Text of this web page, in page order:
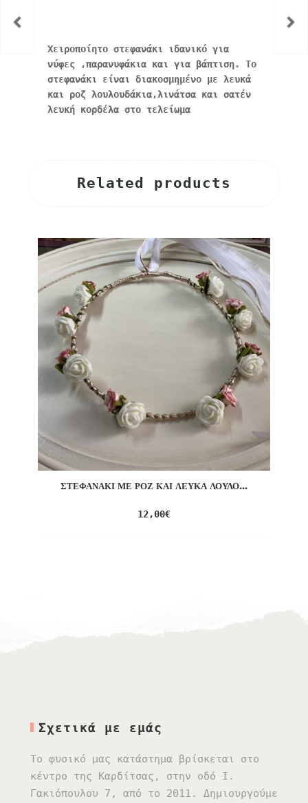
Χειροποίητο στεφανάκι ιδανικό για
νύφες ,παρανυφάκια και για βάπτιση. Το
στεφανάκι είναι διακοσμημένο με λευκά
και ροζ λουλουδάκια,λινάτσα και σατέν
λευκή κορδέλα στο τελείωμα
Related products
ΣΤΕΦΑΝΆΚΙ ΜΕ ΡΟΖ ΚΑΙ ΛΕΥΚΆ ΛΟΥΛΟ...
12,00€
Σχετικά με εμάς
Το φυσικό μας κατάστημα βρίσκεται στο
κέντρο της Καρδίτσας, στην οδό Ι.
Γακιόπουλου 7, από το 2011. Δημιουργούμε